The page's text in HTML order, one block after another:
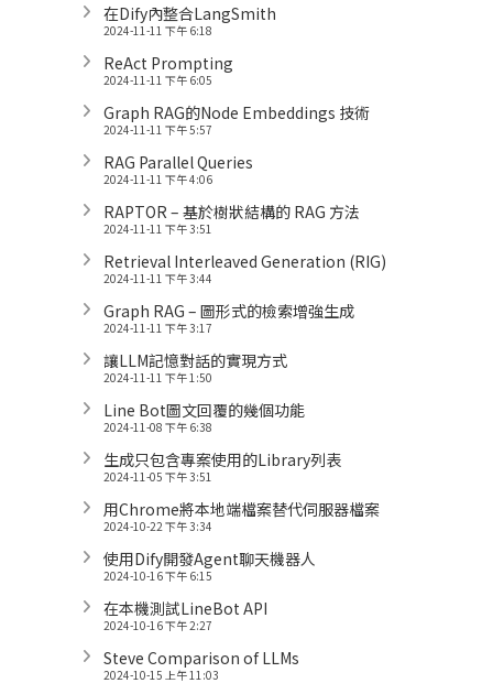
在Dify內整合LangSmith
2024-11-11 下午 6:18
ReAct Prompting
2024-11-11 下午 6:05
Graph RAG的Node Embeddings 技術
2024-11-11 下午 5:57
RAG Parallel Queries
2024-11-11 下午 4:06
RAPTOR – 基於樹狀結構的 RAG 方法
2024-11-11 下午 3:51
Retrieval Interleaved Generation (RIG)
2024-11-11 下午 3:44
Graph RAG – 圖形式的檢索增強生成
2024-11-11 下午 3:17
讓LLM記憶對話的實現方式
2024-11-11 下午 1:50
Line Bot圖文回覆的幾個功能
2024-11-08 下午 6:38
生成只包含專案使用的Library列表
2024-11-05 下午 3:51
用Chrome將本地端檔案替代伺服器檔案
2024-10-22 下午 3:34
使用Dify開發Agent聊天機器人
2024-10-16 下午 6:15
在本機測試LineBot API
2024-10-16 下午 2:27
Steve Comparison of LLMs
2024-10-15 上午 11:03